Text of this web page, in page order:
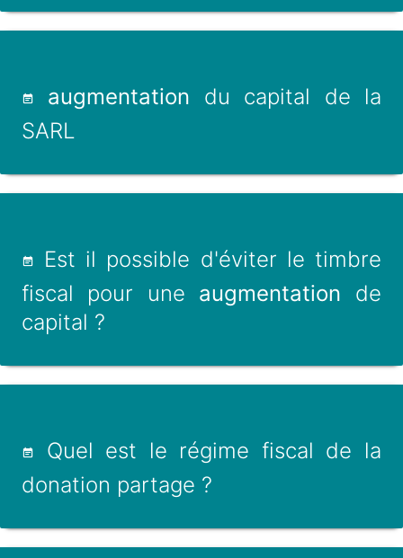
augmentation du capital de la
SARL
Est il possible d'éviter le timbre
fiscal pour une augmentation de
capital ?
Quel est le régime fiscal de la
donation partage ?